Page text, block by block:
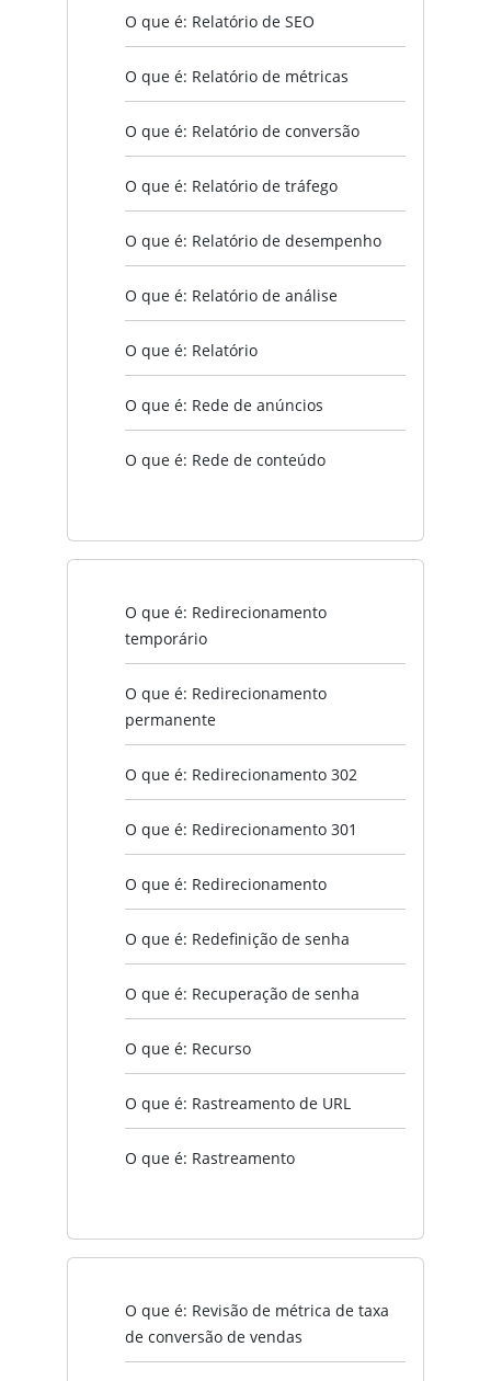
O que é: Relatório de SEO
O que é: Relatório de métricas
O que é: Relatório de conversão
O que é: Relatório de tráfego
O que é: Relatório de desempenho
O que é: Relatório de análise
O que é: Relatório
O que é: Rede de anúncios
O que é: Rede de conteúdo
O que é: Redirecionamento
temporário
O que é: Redirecionamento
permanente
O que é: Redirecionamento 302
O que é: Redirecionamento 301
O que é: Redirecionamento
O que é: Redefinição de senha
O que é: Recuperação de senha
O que é: Recurso
O que é: Rastreamento de URL
O que é: Rastreamento
O que é: Revisão de métrica de taxa
de conversão de vendas